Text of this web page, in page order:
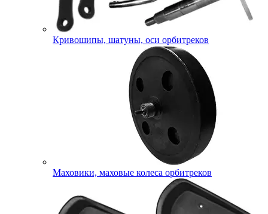
Кривошипы, шатуны, оси орбитреков
Маховики, маховые колеса орбитреков